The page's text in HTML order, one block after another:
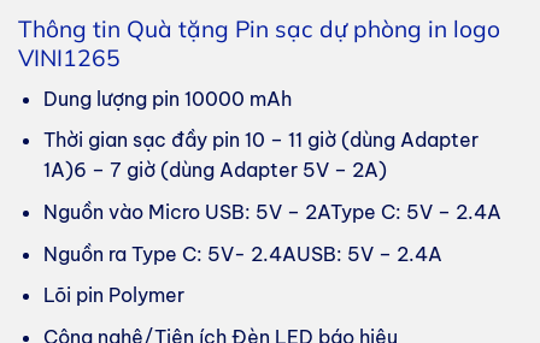
Thông tin Quà tặng Pin sạc dự phòng in logo
VINI1265
Dung lượng pin 10000 mAh
Thời gian sạc đầy pin 10 – 11 giờ (dùng Adapter
1A)6 – 7 giờ (dùng Adapter 5V – 2A)
Nguồn vào Micro USB: 5V – 2AType C: 5V – 2.4A
Nguồn ra Type C: 5V- 2.4AUSB: 5V – 2.4A
Lõi pin Polymer
Công nghệ/Tiện ích Đèn LED báo hiệu